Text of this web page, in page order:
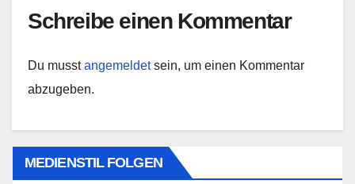
Schreibe einen Kommentar
Du musstangemeldetsein, um einen Kommentar
abzugeben.
MEDIENSTIL FOLGEN